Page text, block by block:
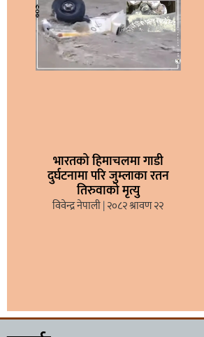
भारतको हिमाचलमा गाडी
दुर्घटनामा परि जुम्लाका रतन
तिरुवाको मृत्यु
विवेन्द्र नेपाली २०८२ श्रावण २२